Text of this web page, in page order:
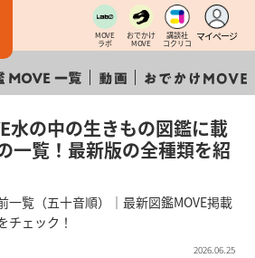
MOVE
ラボ
おでかけ
MOVE
講談社
コクリコ
マイページ
水の中の生きもの図鑑に載
一覧！最新版の全種類を紹
一覧（五十音順）｜最新図鑑MOVE掲載
チェック！
2026.06.25